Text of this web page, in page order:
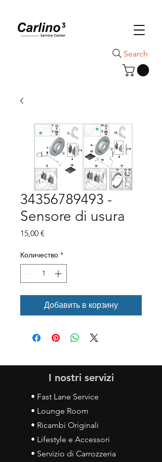
Search
34356789493 -
Sensore di usura
15,00 €
Количество *
Добавить в корзину
I nostri servizi
• Fast Lane Service
• Lounge Room
• Ricambi Originali
• Lifestyle e Accessori
• Servizio di Carrozzeria